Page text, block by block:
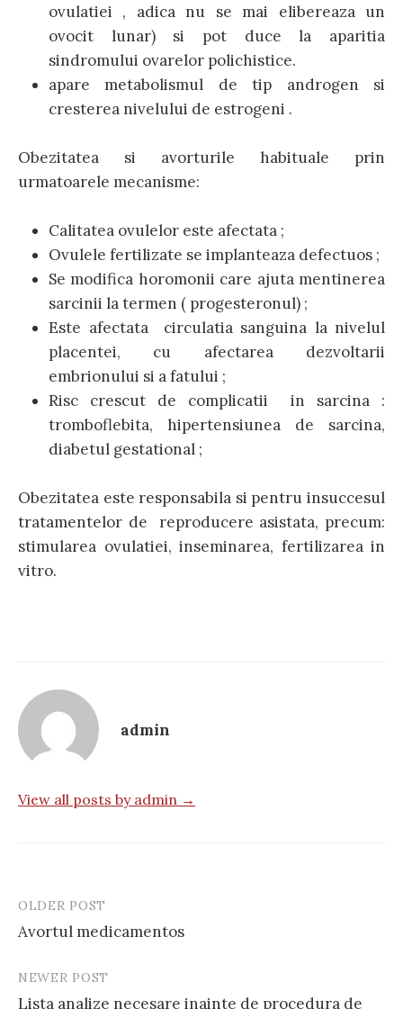
ovulatiei , adica nu se mai elibereaza un
ovocit lunar) si pot duce la aparitia
sindromului ovarelor polichistice.
apare metabolismul de tip androgen si
cresterea nivelului de estrogeni .
Obezitatea si avorturile habituale prin
urmatoarele mecanisme:
Calitatea ovulelor este afectata ;
Ovulele fertilizate se implanteaza defectuos ;
Se modifica horomonii care ajuta mentinerea
sarcinii la termen ( progesteronul) ;
Este afectata circulatia sanguina la nivelul
placentei, cu afectarea dezvoltarii
embrionului si a fatului ;
Risc crescut de complicatii in sarcina :
tromboflebita, hipertensiunea de sarcina,
diabetul gestational ;
Obezitatea este responsabila si pentru insuccesul
tratamentelor de reproducere asistata, precum:
stimularea ovulatiei, inseminarea, fertilizarea in
vitro.
admin
View all posts by admin →
Post
navigation
OLDER POST
Avortul medicamentos
NEWER POST
Lista analize necesare inainte de procedura de